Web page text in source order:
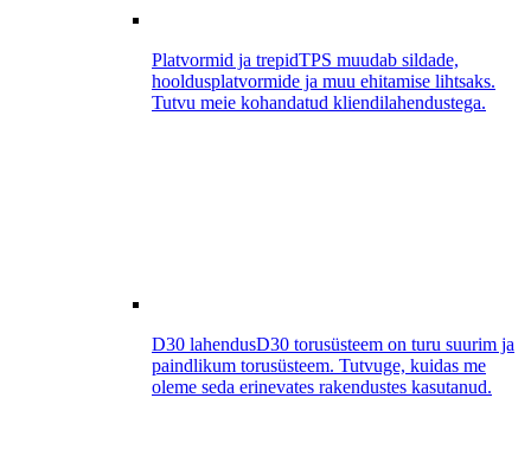
Platvormid ja trepidTPS muudab sildade,
hooldusplatvormide ja muu ehitamise lihtsaks.
Tutvu meie kohandatud kliendilahendustega.
D30 lahendusD30 torusüsteem on turu suurim ja
paindlikum torusüsteem. Tutvuge, kuidas me
oleme seda erinevates rakendustes kasutanud.